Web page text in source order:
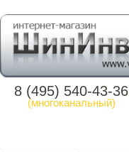
8 (495) 540-43-36
(многоканальный)